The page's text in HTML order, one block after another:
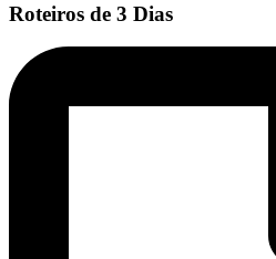
Roteiros de 3 Dias